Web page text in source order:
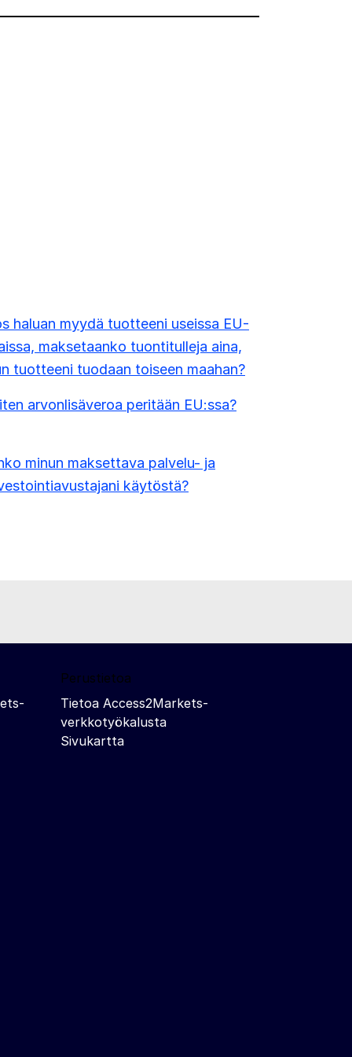
haluan myydä tuotteeni useissa EU-
maksetaanko tuontitulleja aina,
tuotteeni tuodaan toiseen maahan?
arvonlisäveroa peritään EU:ssa?
minun maksettava palvelu- ja
käytöstä?
Perustietoa
Tietoa Access2Markets-
verkkotyökalusta
Sivukartta